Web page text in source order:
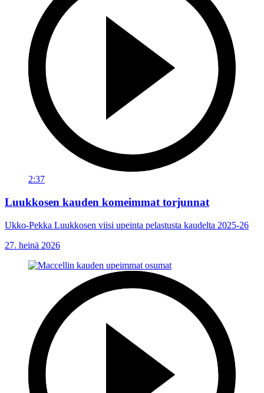
2:37
Luukkosen kauden komeimmat torjunnat
Ukko-Pekka Luukkosen viisi upeinta pelastusta kaudelta 2025-26
27. heinä 2026